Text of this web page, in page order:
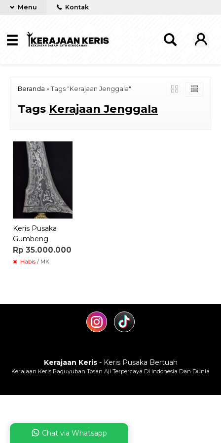
Menu Kontak
Beranda » Tags "Kerajaan Jenggala"
Tags Kerajaan Jenggala
Keris Pusaka
Gumbeng
Rp 35.000.000
Habis / MK
Kerajaan Keris- Keris Pusaka Bertuah
Kerajaan Keris Paguyuban Tosan Aji Terpercaya Di Indonesia Dan Dunia
Chat via Whatsapp